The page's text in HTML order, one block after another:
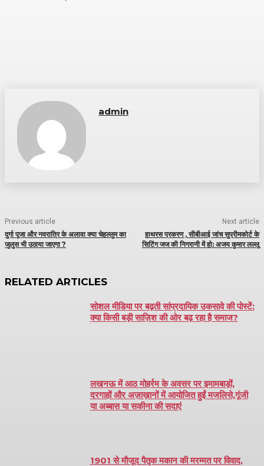
admin
Previous article
दुर्गा पूजा और नवरात्रि के अलावा क्या चेहल्लुम का
जुलुस भी उठाया जाएगा ?
Next article
हाथरस प्रकरण , सीबीआई जांच सुप्रीमकोर्ट के
सिटिंग जज की निगरानी में हो: अजय कुमार लल्लू
RELATED ARTICLES
सोशल मीडिया पर बढ़ती सांप्रदायिक उकसावे की पोस्टें:
क्या किसी बड़ी साज़िश की ओर बढ़ रहा है समाज?
लखनऊ में आठ मोहर्रम के अवसर पर इमामबाड़ों,
दरगाहों और अज़ाख़ानों में आयोजित हुईं मजलिसे,गूंजी
या अब्बास या सकीना की सदाएं
1901 से मौजूद पैतृक मकान की मरम्मत पर विवाद,